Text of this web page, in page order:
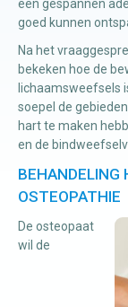
een gespannen
goed kunnen
Na het
bekeken hoe de
lichaamsweefsels
soepel de
hart te maken
en de
BEHANDELING
OSTEOPATHIE
De osteopaat
wil de